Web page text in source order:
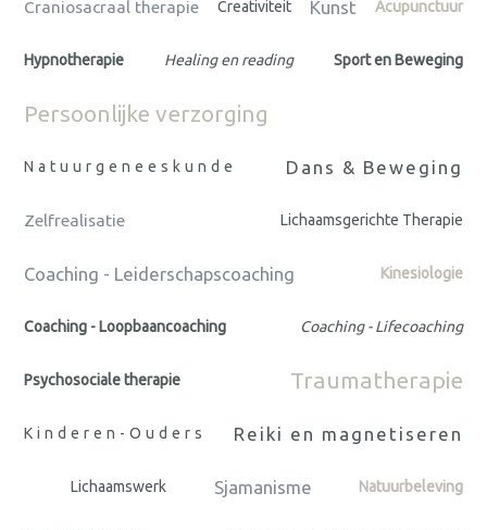
Craniosacraal therapie Creativiteit Kunst Acupunctuur
Hypnotherapie Healing en reading Sport en Beweging
Persoonlijke verzorging
Natuurgeneeskunde Dans & Beweging
Zelfrealisatie Lichaamsgerichte Therapie
Coaching - Leiderschapscoaching Kinesiologie
Coaching - Loopbaancoaching Coaching - Lifecoaching
Psychosociale therapie Traumatherapie
Kinderen-Ouders Reiki en magnetiseren
Lichaamswerk Sjamanisme Natuurbeleving